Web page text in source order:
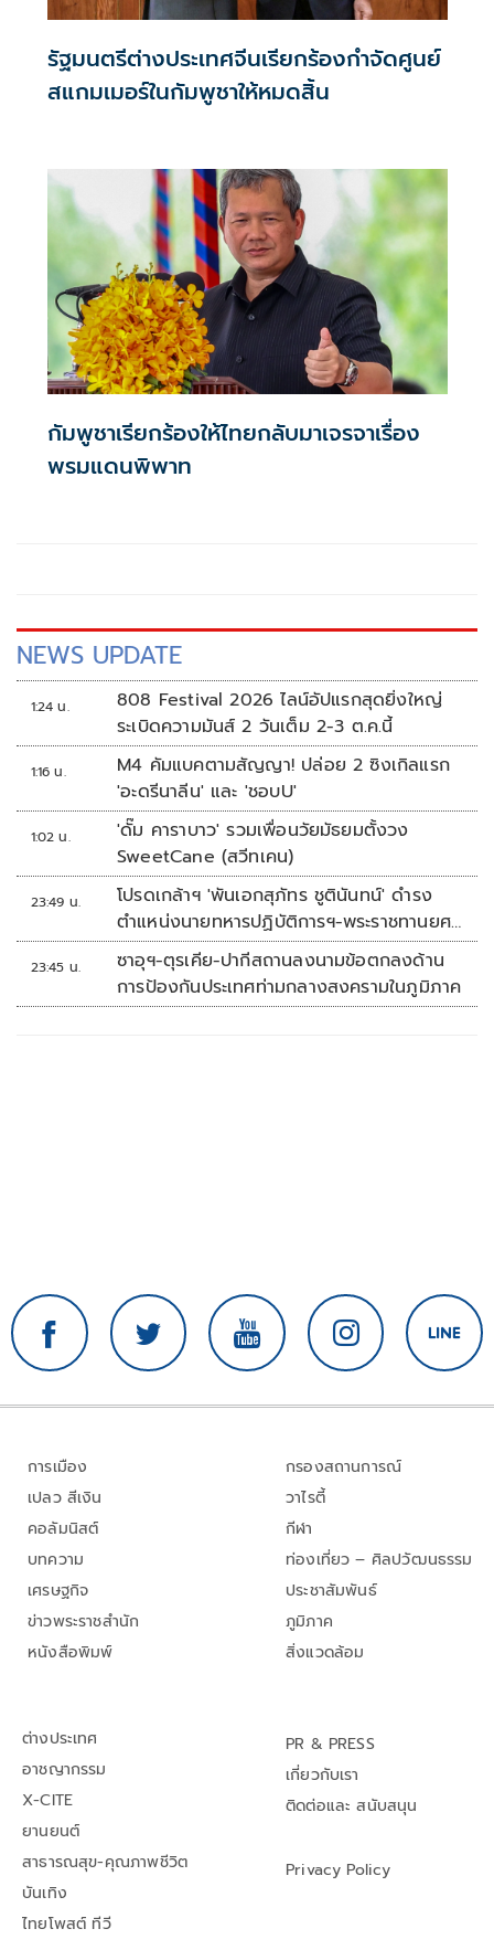
รัฐมนตรีต่างประเทศจีนเรียกร้องกำจัดศูนย์
สแกมเมอร์ในกัมพูชาให้หมดสิ้น
กัมพูชาเรียกร้องให้ไทยกลับมาเจรจาเรื่อง
พรมแดนพิพาท
NEWS UPDATE
1:24 น.
808 Festival 2026 ไลน์อัปแรกสุดยิ่งใหญ่
ระเบิดความมันส์ 2 วันเต็ม 2-3 ต.ค.นี้
1:16 น.
M4 คัมแบคตามสัญญา! ปล่อย 2 ซิงเกิลแรก
'อะดรีนาลีน' และ 'ชอบU'
1:02 น.
'ดั๊ม คาราบาว' รวมเพื่อนวัยมัธยมตั้งวง
SweetCane (สวีทเคน)
23:49 น.
โปรดเกล้าฯ 'พันเอกสุภัทร ชูตินันทน์' ดำรง
ตำแหน่งนายทหารปฏิบัติการฯ-พระราชทานยศ
'พลตรี'
23:45 น.
ซาอุฯ-ตุรเคีย-ปากีสถานลงนามข้อตกลงด้าน
การป้องกันประเทศท่ามกลางสงครามในภูมิภาค
การเมือง
เปลว สีเงิน
คอลัมนิสต์
บทความ
เศรษฐกิจ
ข่าวพระราชสำนัก
หนังสือพิมพ์
กรองสถานการณ์
วาไรตี้
กีฬา
ท่องเที่ยว – ศิลปวัฒนธรรม
ประชาสัมพันธ์
ภูมิภาค
สิ่งแวดล้อม
ต่างประเทศ
อาชญากรรม
X-CITE
ยานยนต์
สาธารณสุข-คุณภาพชีวิต
บันเทิง
ไทยโพสต์ ทีวี
PR & PRESS
เกี่ยวกับเรา
ติดต่อและ สนับสนุน
Privacy Policy